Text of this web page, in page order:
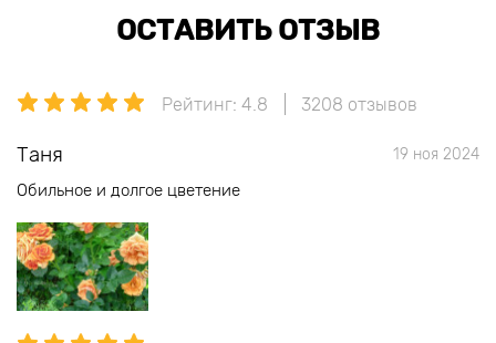
ОСТАВИТЬ ОТЗЫВ
Рейтинг: 4.8 3208 отзывов
Таня 19 ноя 2024
Обильное и долгое цветение